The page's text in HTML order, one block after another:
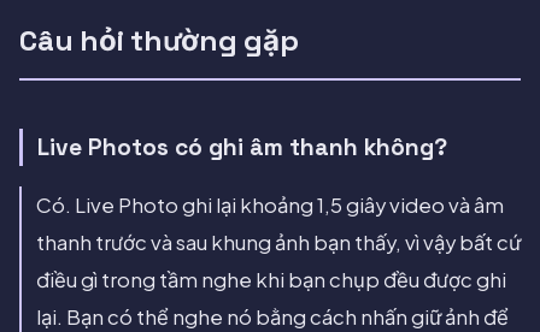
Câu hỏi thường gặp
Live Photos có ghi âm thanh không?
Có. Live Photo ghi lại khoảng 1,5 giây video và âm
thanh trước và sau khung ảnh bạn thấy, vì vậy bất cứ
điều gì trong tầm nghe khi bạn chụp đều được ghi
lại. Bạn có thể nghe nó bằng cách nhấn giữ ảnh để